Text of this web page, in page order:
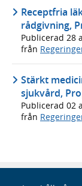
Receptfria
rådgivning,
Publicerad 28
från
Stärkt
sjukvård,
Publicerad 02
från